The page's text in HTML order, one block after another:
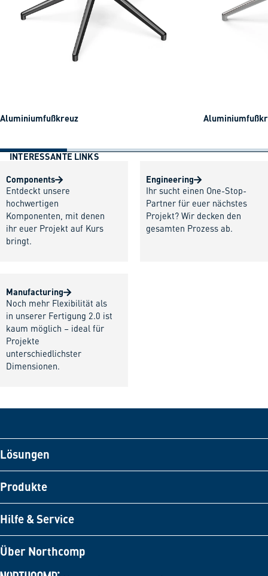
Aluminiumfußkreuz
INTERESSANTE LINKS
Components
Entdeckt unsere
hochwertigen
Komponenten, mit denen
ihr euer Projekt auf Kurs
bringt.
Engineering
Ihr sucht einen One-Stop-
Partner für euer nächstes
Projekt? Wir decken den
gesamten Prozess ab.
Manufacturing
Noch mehr Flexibilität als
in unserer Fertigung 2.0 ist
kaum möglich – ideal für
Projekte
unterschiedlichster
Dimensionen.
Lösungen
Produkte
Hilfe & Service
Über Northcomp